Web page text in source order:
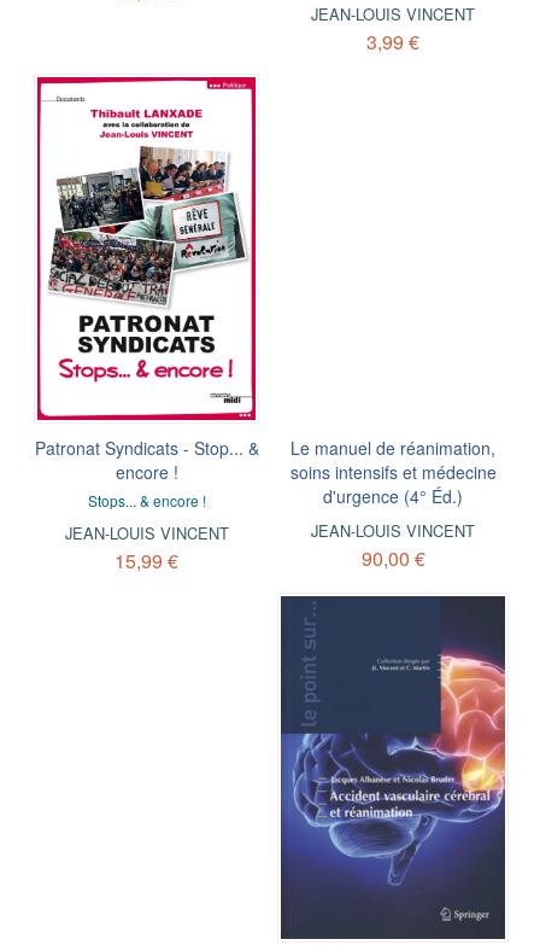
JEAN-LOUIS VINCENT
3,99 €
Patronat Syndicats - Stop... &
encore !
Stops... & encore !
JEAN-LOUIS VINCENT
15,99 €
Le manuel de réanimation,
soins intensifs et médecine
d'urgence (4° Éd.)
JEAN-LOUIS VINCENT
90,00 €